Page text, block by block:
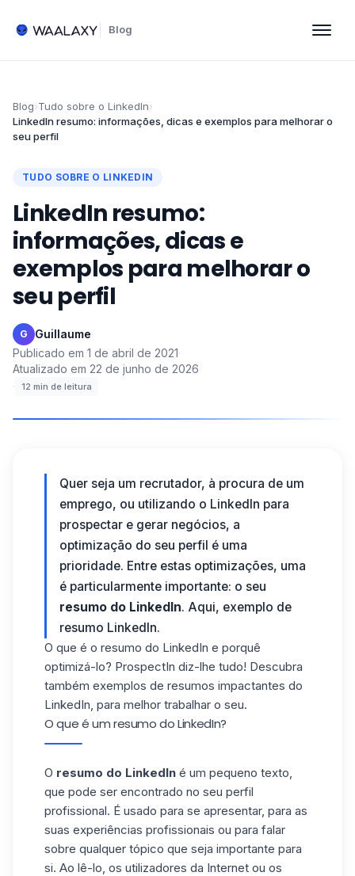
Blog
Blog›Tudo sobre o LinkedIn›
LinkedIn resumo: informações, dicas e exemplos para melhorar o
seu perfil
TUDO SOBRE O LINKEDIN
LinkedIn resumo:
informações, dicas e
exemplos para melhorar o
seu perfil
G Guillaume·
Publicado em 1 de abril de 2021·
Atualizado em 22 de junho de 2026
·
12 min de leitura
Quer seja um recrutador, à procura de um
emprego, ou utilizando o LinkedIn para
prospectar e gerar negócios, a
optimização do seu perfil é uma
prioridade. Entre estas optimizações, uma
é particularmente importante: o seu
resumo do LinkedIn. Aqui, exemplo de
resumo LinkedIn.
O que é o resumo do LinkedIn e porquê
optimizá-lo? ProspectIn diz-lhe tudo! Descubra
também exemplos de resumos impactantes do
LinkedIn, para melhor trabalhar o seu.
O que é um resumo do LinkedIn?
O resumo do LinkedIn é um pequeno texto,
que pode ser encontrado no seu perfil
profissional. É usado para se apresentar, para as
suas experiências profissionais ou para falar
sobre qualquer tópico que seja importante para
si. Ao lê-lo, os utilizadores da Internet ou os